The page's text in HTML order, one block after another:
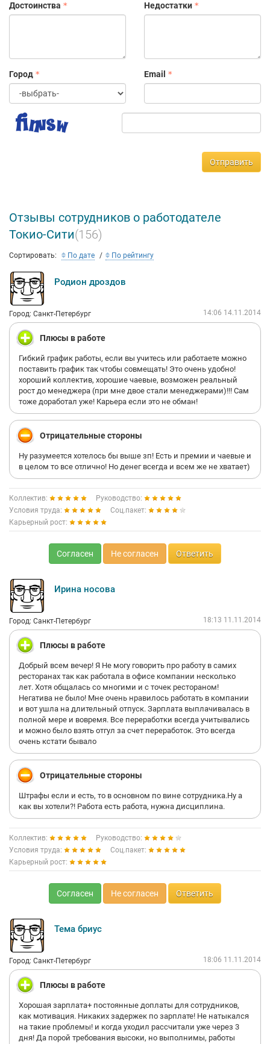
Достоинства Недостатки
Город Email
Отправить
Отзывы сотрудников о работодателе
Токио-Сити(156)
Сортировать: По дате По рейтингу
Родион дроздов
Город: Санкт-Петербург 14:06 14.11.2014
Плюсы в работе
Гибкий график работы, если вы учитесь или работаете можно
поставить график так чтобы совмещать! Это очень удобно!
хороший коллектив, хорошие чаевые, возможен реальный
рост до менеджера (при мне двое стали менеджерами)!!! Сам
тоже доработал уже! Карьера если это не обман!
Отрицательные стороны
Ну разумеется хотелось бы выше зп! Есть и премии и чаевые и
в целом то все отлично! Но денег всегда и всем же не хватает)
Коллектив:
Руководство:
Условия труда:
Соц.пакет:
Карьерный рост:
Согласен Не согласен Ответить
Ирина носова
Город: Санкт-Петербург 18:13 11.11.2014
Плюсы в работе
Добрый всем вечер! Я Не могу говорить про работу в самих
ресторанах так как работала в офисе компании несколько
лет. Хотя общалась со многими и с точек рестораном!
Негатива не было! Мне очень нравилось работать в компании
и вот ушла на длительный отпуск. Зарплата выплачивалась в
полной мере и вовремя. Все переработки всегда учитывались
и можно было взять отгул за счет переработок. Это всегда
очень кстати бывало
Отрицательные стороны
Штрафы если и есть, то в основном по вине сотрудника.Ну а
как вы хотели?! Работа есть работа, нужна дисциплина.
Коллектив:
Руководство:
Условия труда:
Соц.пакет:
Карьерный рост:
Согласен Не согласен Ответить
Тема бриус
Город: Санкт-Петербург 18:06 11.11.2014
Плюсы в работе
Хорошая зарплата+ постоянные доплаты для сотрудников,
как мотивация. Никаких задержек по зарплате! Не натыкался
на такие проблемы! и когда уходил рассчитали уже через 3
дня! Да порой требования высоки, но выполнимы, работы